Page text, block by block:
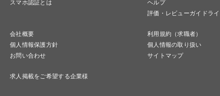
スマホ認証とは
ヘルプ
評価・レビューガイドラ
会社概要
利用規約（求職者）
個人情報保護方針
個人情報の取り扱い
お問い合わせ
サイトマップ
求人掲載をご希望する企業様